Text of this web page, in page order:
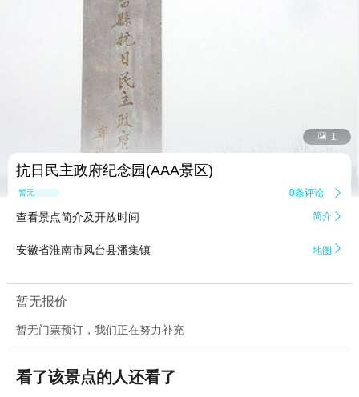
 1
抗日民主政府纪念园(AAA景区)
暂无点评 0条评论 
查看景点简介及开放时间 简介 
安徽省淮南市凤台县潘集镇 地图 
暂无报价
暂无门票预订，我们正在努力补充
看了该景点的人还看了